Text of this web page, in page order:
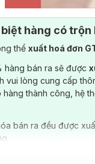
hàng có trộn
thể xuất hoá đơn
hàng bán ra sẽ được
vui lòng cung cấp
hàng thành công, hệ
bán ra đều được